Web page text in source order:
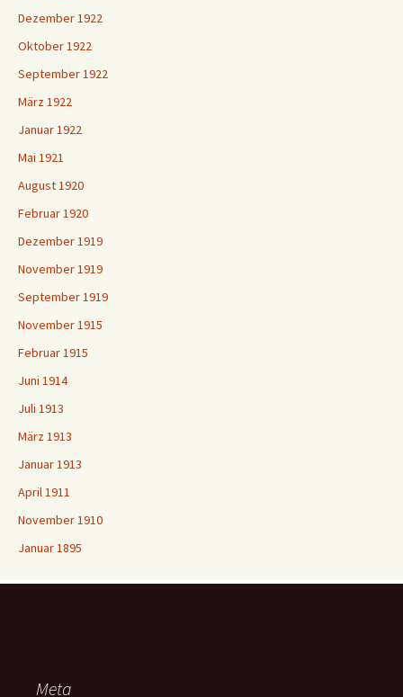
Dezember 1922
Oktober 1922
September 1922
März 1922
Januar 1922
Mai 1921
August 1920
Februar 1920
Dezember 1919
November 1919
September 1919
November 1915
Februar 1915
Juni 1914
Juli 1913
März 1913
Januar 1913
April 1911
November 1910
Januar 1895
Meta